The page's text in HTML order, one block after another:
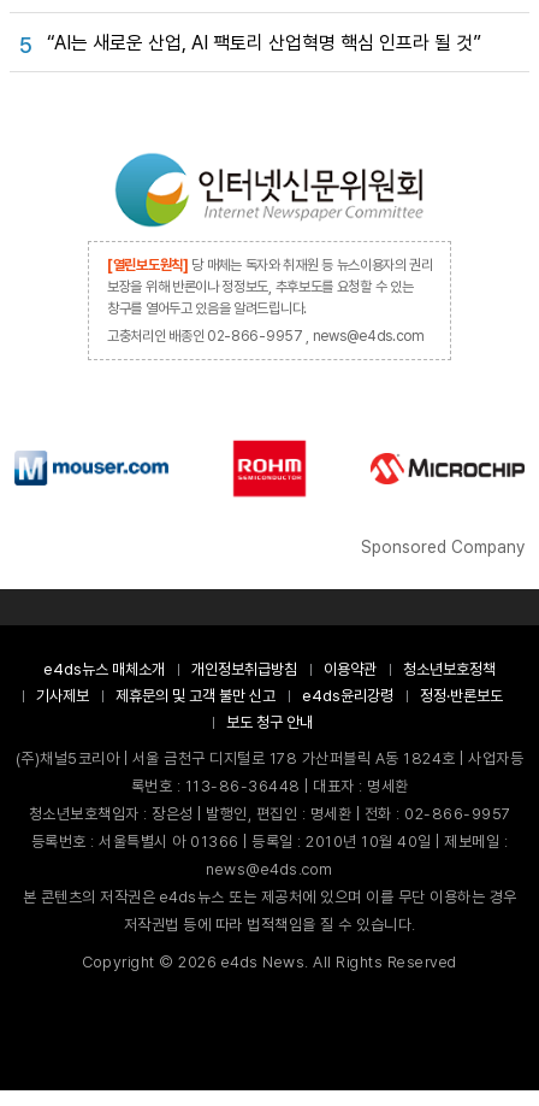
5 “AI는 새로운 산업, AI 팩토리 산업혁명 핵심 인프라 될 것”
[열린보도원칙] 당 매체는 독자와 취재원 등 뉴스이용자의 권리
보장을 위해 반론이나 정정보도, 추후보도를 요청할 수 있는
창구를 열어두고 있음을 알려드립니다.
고충처리인 배종인 02-866-9957 , news@e4ds.com
Sponsored Company
e4ds뉴스 매체소개 개인정보취급방침 이용약관
청소년보호정책
기사제보
제휴문의 및 고객 불만 신고 e4ds윤리강령
정정·반론보도
보도 청구 안내
(주)채널5코리아 | 서울 금천구 디지털로 178 가산퍼블릭 A동 1824호 | 사업자등
록번호 : 113-86-36448 | 대표자 : 명세환
청소년보호책임자 : 장은성 | 발행인, 편집인 : 명세환 | 전화 : 02-866-9957
등록번호 : 서울특별시 아 01366 | 등록일 : 2010년 10월 40일 | 제보메일 :
news@e4ds.com
본 콘텐츠의 저작권은 e4ds뉴스 또는 제공처에 있으며 이를 무단 이용하는 경우
저작권법 등에 따라 법적책임을 질 수 있습니다.
Copyright ©2026 e4ds News. All Rights Reserved